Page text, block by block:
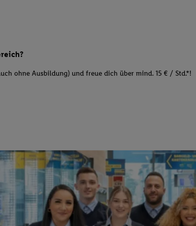
ohne Ausbildung) und freue dich über mind. 15 € / Std.*!